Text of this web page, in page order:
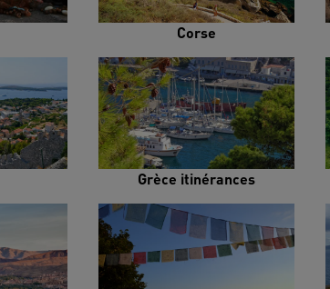
Corse
Grèce itinérances